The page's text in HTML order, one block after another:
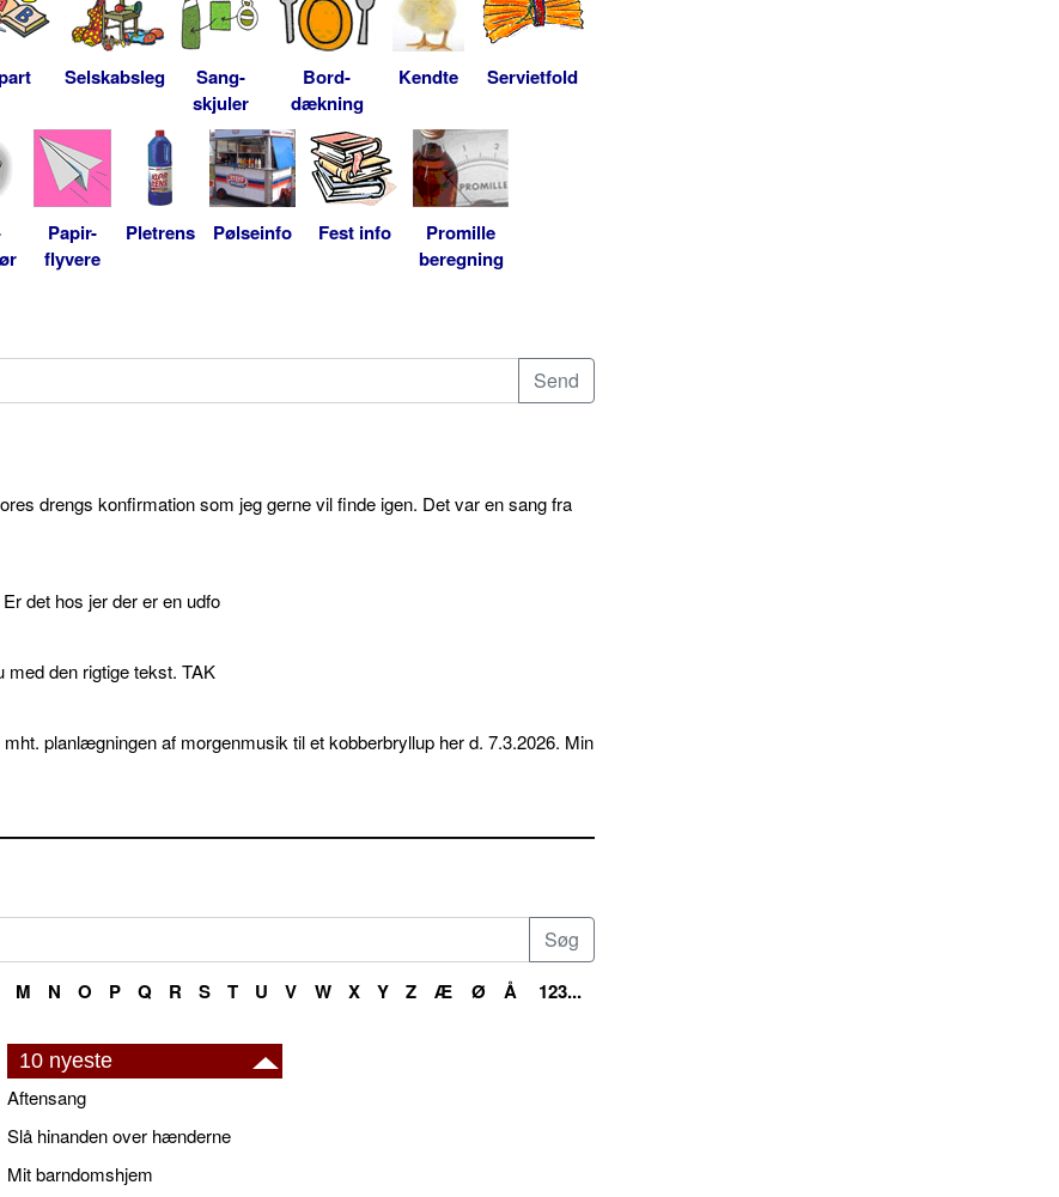
Selskabsleg
Sang-
skjuler
Bord-
dækning
Kendte Servietfold
Papir-
flyvere
Pletrens Pølseinfo Fest info
Promille
beregning
drengs konfirmation som jeg gerne vil finde igen. Det var en sang fra
det hos jer der er en udfo
den rigtige tekst. TAK
planlægningen af morgenmusik til et kobberbryllup her d. 7.3.2026. Min
M N O P Q R S T U V W X Y Z Æ Ø Å 123...
10 nyeste
Aftensang
Slå hinanden over hænderne
Mit barndomshjem